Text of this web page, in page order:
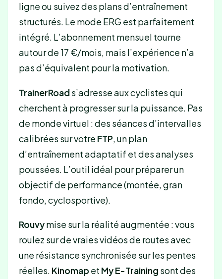
ligne ou suivez des plans d’entraînement
structurés. Le mode ERG est parfaitement
intégré. L’abonnement mensuel tourne
autour de 17 €/mois, mais l’expérience n’a
pas d’équivalent pour la motivation.
TrainerRoads’adresse aux cyclistes qui
cherchent à progresser sur la puissance. Pas
de monde virtuel : des séances d’intervalles
calibrées sur votre FTP , un plan
d’entraînement adaptatif et des analyses
poussées. L’outil idéal pour préparer un
objectif de performance (montée, gran
fondo, cyclosportive).
Rouvymise sur la réalité augmentée : vous
roulez sur de vraies vidéos de routes avec
une résistance synchronisée sur les pentes
réelles. Kinomap et My E-Training sont des